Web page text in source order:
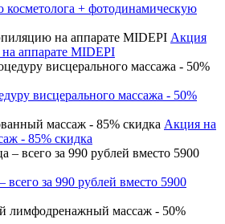
косметолога + фотодинамическую
Акция
аппарате MIDEPI
висцерального массажа - 50%
Акция на
- 85% скидка
за 990 рублей вместо 5900